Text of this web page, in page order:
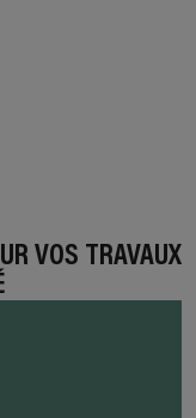
VOS TRAVAUX